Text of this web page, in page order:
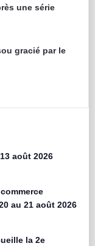
une série
gracié par le
août 2026
au 21 août 2026
la 2e